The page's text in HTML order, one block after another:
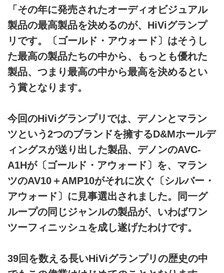
「その年に発売されたオーディオビジュアル
製品の最高製品を決めるのが、HiViグランプ
リです。〔ゴールド・アウォード〕はそうし
た最高の製品たちの中から、もっとも優れた
製品、つまり最高の中から最高を決めるとい
う賞となります。
今回のHiViグランプリでは、デノンとマラン
ツという2つのブランドを擁するD&Mホールデ
ィングスが送り出した製品、デノンのAVC-
A1Hが〔ゴールド・アウォード〕を、マラン
ツのAV10＋AMP10がそれに次ぐ〔シルバー・
アウォード〕に見事選出されました。同一グ
ループの同じジャンルの製品が、いわばワン
ツーフィニッシュを成し遂げたわけです。
39回を数える長いHiViグランプリの歴史の中